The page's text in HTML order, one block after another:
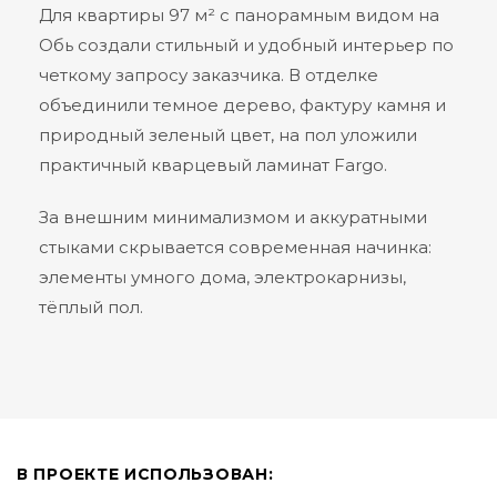
Для квартиры 97 м² с панорамным видом на
Обь создали стильный и удобный интерьер по
четкому запросу заказчика. В отделке
объединили темное дерево, фактуру камня и
природный зеленый цвет, на пол уложили
практичный кварцевый ламинат Fargo.
За внешним минимализмом и аккуратными
стыками скрывается современная начинка:
элементы умного дома, электрокарнизы,
тёплый пол.
В ПРОЕКТЕ ИСПОЛЬЗОВАН: